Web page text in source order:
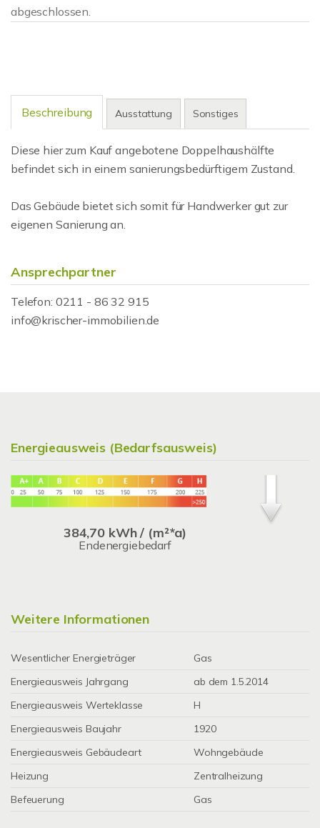
abgeschlossen.
Beschreibung Ausstattung Sonstiges
Diese hier zum Kauf angebotene Doppelhaushälfte
befindet sich in einem sanierungsbedürftigem Zustand.
Das Gebäude bietet sich somit für Handwerker gut zur
eigenen Sanierung an.
Ansprechpartner
Telefon: 0211 - 86 32 915
info@krischer-immobilien.de
Energieausweis (Bedarfsausweis)
384,70 kWh / (m²*a)
Endenergiebedarf
Weitere Informationen
Wesentlicher Energieträger
Gas
Energieausweis Jahrgang
ab dem 1.5.2014
Energieausweis Werteklasse
H
Energieausweis Baujahr
1920
Energieausweis Gebäudeart
Wohngebäude
Heizung
Zentralheizung
Befeuerung
Gas